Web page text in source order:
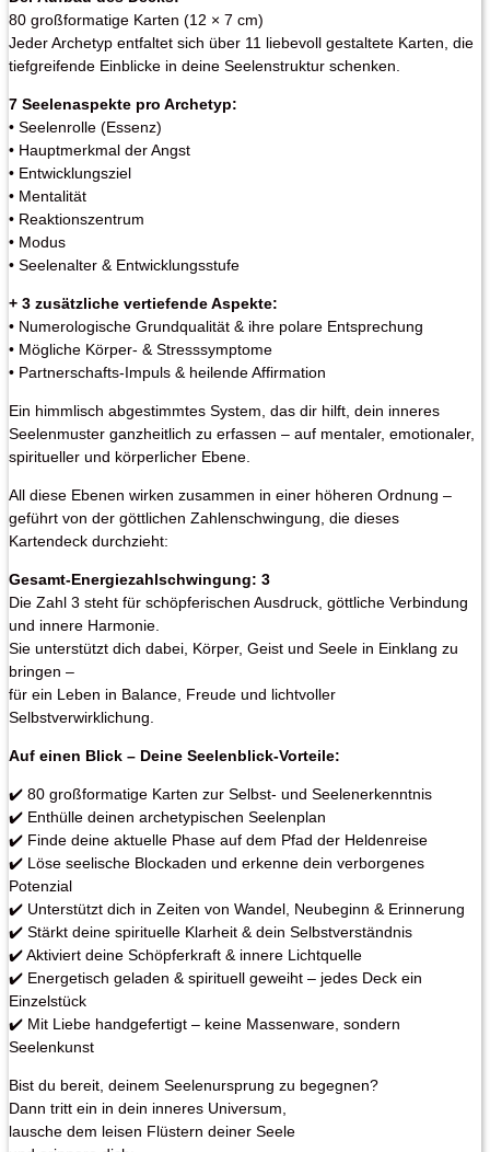
80 großformatige Karten (12 × 7 cm)
Jeder Archetyp entfaltet sich über 11 liebevoll gestaltete Karten, die
tiefgreifende Einblicke in deine Seelenstruktur schenken.
7 Seelenaspekte pro Archetyp:
• Seelenrolle (Essenz)
• Hauptmerkmal der Angst
• Entwicklungsziel
• Mentalität
• Reaktionszentrum
• Modus
• Seelenalter & Entwicklungsstufe
+ 3 zusätzliche vertiefende Aspekte:
• Numerologische Grundqualität & ihre polare Entsprechung
• Mögliche Körper- & Stresssymptome
• Partnerschafts-Impuls & heilende Affirmation
Ein himmlisch abgestimmtes System, das dir hilft, dein inneres
Seelenmuster ganzheitlich zu erfassen – auf mentaler, emotionaler,
spiritueller und körperlicher Ebene.
All diese Ebenen wirken zusammen in einer höheren Ordnung –
geführt von der göttlichen Zahlenschwingung, die dieses
Kartendeck durchzieht:
Gesamt-Energiezahlschwingung: 3
Die Zahl 3 steht für schöpferischen Ausdruck, göttliche Verbindung
und innere Harmonie.
Sie unterstützt dich dabei, Körper, Geist und Seele in Einklang zu
bringen –
für ein Leben in Balance, Freude und lichtvoller
Selbstverwirklichung.
Auf einen Blick – Deine Seelenblick-Vorteile:
✔️ 80 großformatige Karten zur Selbst- und Seelenerkenntnis
✔️ Enthülle deinen archetypischen Seelenplan
✔️ Finde deine aktuelle Phase auf dem Pfad der Heldenreise
✔️ Löse seelische Blockaden und erkenne dein verborgenes
Potenzial
✔️ Unterstützt dich in Zeiten von Wandel, Neubeginn & Erinnerung
✔️ Stärkt deine spirituelle Klarheit & dein Selbstverständnis
✔️ Aktiviert deine Schöpferkraft & innere Lichtquelle
✔️ Energetisch geladen & spirituell geweiht – jedes Deck ein
Einzelstück
✔️ Mit Liebe handgefertigt – keine Massenware, sondern
Seelenkunst
Bist du bereit, deinem Seelenursprung zu begegnen?
Dann tritt ein in dein inneres Universum,
lausche dem leisen Flüstern deiner Seele